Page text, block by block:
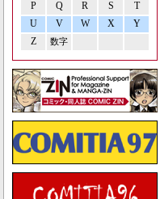
P Q R S
T
U
V W X
Y
Z
数字